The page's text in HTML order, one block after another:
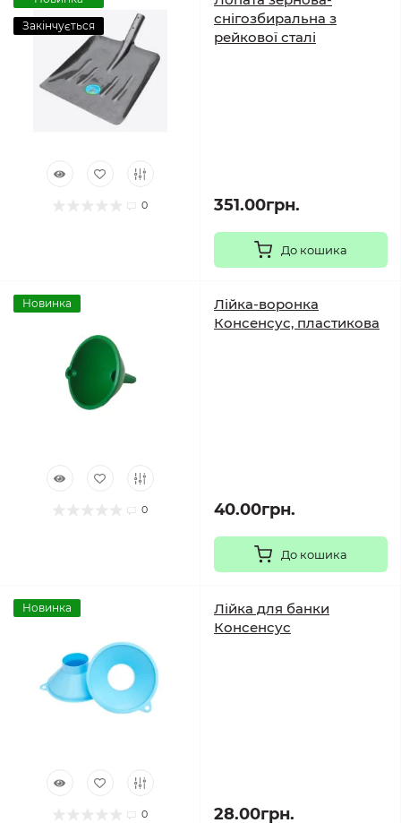
Закінчується
0
снігозбиральна з
рейкової сталі
351.00грн.
До кошика
Новинка
0
Лійка-воронка
Консенсус, пластикова
40.00грн.
До кошика
Новинка
0
Лійка для банки
Консенсус
28.00грн.